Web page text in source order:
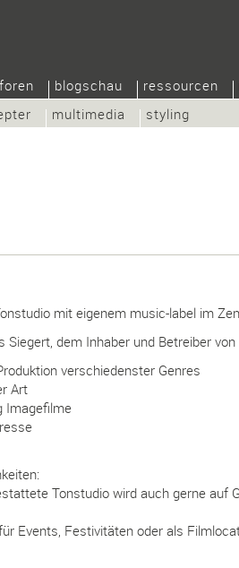
multimedia styling
foren blogschau ressourcen
mit eigenem music-label im
dem Inhaber und Betreiber von
verschiedenster Genres
Art
Imagefilme
Tonstudio wird auch gerne auf
Events, Festivitäten oder als